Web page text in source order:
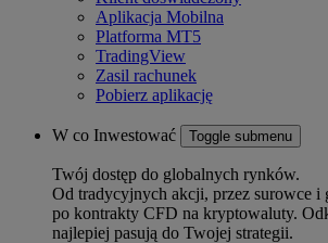
Aplikacja Mobilna
Platforma MT5
TradingView
Zasil rachunek
Pobierz aplikację
W co Inwestować Toggle submenu
Twój dostęp do globalnych rynków.
Od tradycyjnych akcji, przez surowce i
po kontrakty CFD na kryptowaluty.
najlepiej pasują do Twojej strategii.